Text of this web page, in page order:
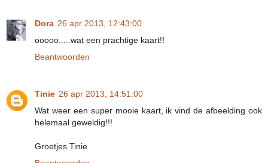
Dora 26 apr 2013, 12:43:00
ooooo.....wat een prachtige kaart!!
Beantwoorden
Tinie 26 apr 2013, 14:51:00
Wat weer een super mooie kaart, ik vind de afbeelding ook
helemaal geweldig!!!
Groetjes Tinie